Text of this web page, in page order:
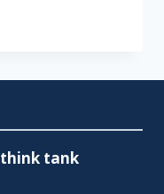
think tank